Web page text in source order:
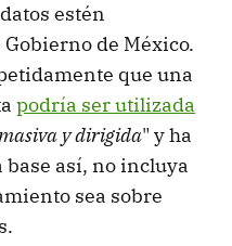
estén
de México.
que una
podría ser utilizada
y dirigida" y ha
así, no incluya
sea sobre